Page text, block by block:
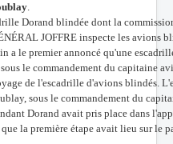
.
Dorand blindée dont la
JOFFRE inspecte les avions
a le premier annoncé qu'une
le commandement du capitaine
de l'escadrille d'avions blindés.
sous le commandement du
Dorand avait pris place dans
la première étape avait lieu sur le